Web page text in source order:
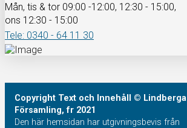
Mån, tis & tor 09:00 -12:00, 12:30 - 15:00,
ons 12:30 - 15:00
Tele: 0340 - 64 11 30
Copyright Text och Innehåll
© Lindberga
Församling, fr 2021
Den här hemsidan har utgivningsbevis från